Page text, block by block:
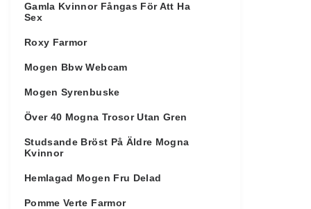
Gamla Kvinnor Fångas För Att Ha
Sex
Roxy Farmor
Mogen Bbw Webcam
Mogen Syrenbuske
Över 40 Mogna Trosor Utan Gren
Studsande Bröst På Äldre Mogna
Kvinnor
Hemlagad Mogen Fru Delad
Pomme Verte Farmor